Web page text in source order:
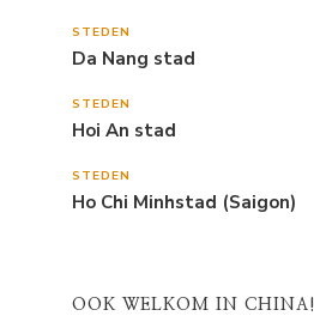
STEDEN
Da Nang stad
STEDEN
Hoi An stad
STEDEN
Ho Chi Minhstad (Saigon)
OOK WELKOM IN CHINA!